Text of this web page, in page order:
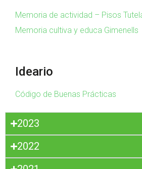
Memoria de actividad – Pisos
Memoria cultiva y educa Gimenells
Ideario
Código de Buenas Prácticas
2023
2022